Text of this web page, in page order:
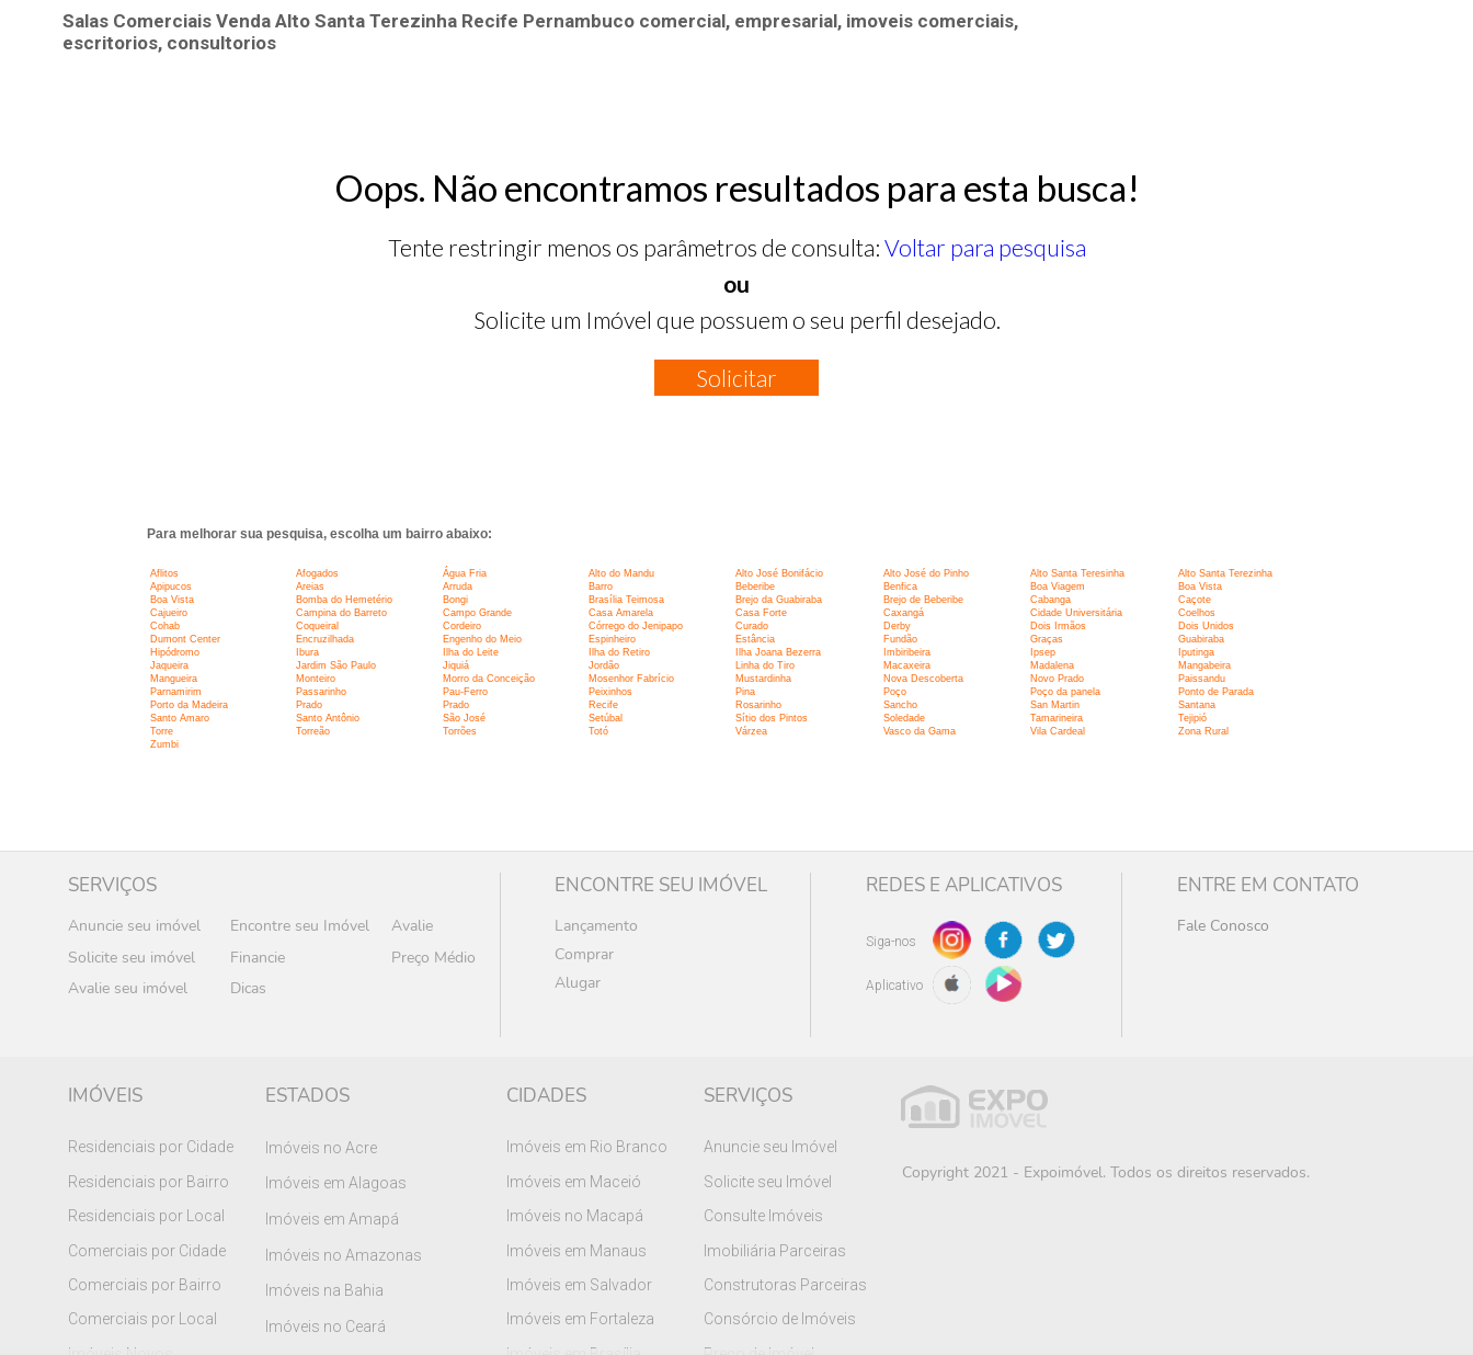
Salas Comerciais Venda Alto Santa Terezinha Recife Pernambuco comercial, empresarial, imoveis comerciais,
escritorios, consultorios
Oops. Não encontramos resultados para esta busca!
Tente restringir menos os parâmetros de consulta: Voltar para pesquisa
ou
Solicite um Imóvel que possuem o seu perfil desejado.
Solicitar
Para melhorar sua pesquisa, escolha um bairro abaixo:
Aflitos Afogados Água Fria Alto do Mandu Alto José Bonifácio Alto José do Pinho Alto Santa Teresinha
Alto Santa Terezinha
Apipucos
Areias Arruda Barro Beberibe Benfica Boa Viagem
Boa Vista
Boa Vista
Bomba do Hemetério Bongi Brasília Teimosa Brejo da Guabiraba Brejo de Beberibe Cabanga
Caçote
Cajueiro
Campina do Barreto Campo Grande Casa Amarela Casa Forte Caxangá Cidade Universitária
Coelhos
Cohab
Coqueiral Cordeiro Córrego do Jenipapo Curado Derby Dois Irmãos
Dois Unidos
Dumont Center
Encruzilhada Engenho do Meio Espinheiro Estância Fundão Graças
Guabiraba
Hipódromo
Ibura Ilha do Leite Ilha do Retiro Ilha Joana Bezerra Imbiribeira Ipsep
Iputinga
Jaqueira
Jardim São Paulo Jiquiá Jordão Linha do Tiro Macaxeira Madalena
Mangabeira
Mangueira
Monteiro Morro da Conceição Mosenhor Fabrício Mustardinha Nova Descoberta Novo Prado
Paissandu
Parnamirim
Passarinho Pau-Ferro Peixinhos Pina Poço Poço da panela
Ponto de Parada
Porto da Madeira
Prado Prado Recife Rosarinho Sancho San Martin
Santana
Santo Amaro
Santo Antônio São José Setúbal Sítio dos Pintos Soledade Tamarineira
Tejipió
Torre
Torreão Torrões Totó Várzea Vasco da Gama Vila Cardeal
Zona Rural
Zumbi
SERVIÇOS
Anuncie seu imóvel Encontre seu Imóvel
Avalie
Solicite seu imóvel
Financie
Preço Médio
Avalie seu imóvel
Dicas
ENCONTRE SEU IMÓVEL
Lançamento
Comprar
Alugar
REDES E APLICATIVOS
Siga-nos
Aplicativo
ENTRE EM CONTATO
Fale Conosco
IMÓVEIS
Residenciais por Cidade
Residenciais por Bairro
Residenciais por Local
Comerciais por Cidade
Comerciais por Bairro
Comerciais por Local
ESTADOS
Imóveis no Acre
Imóveis em Alagoas
Imóveis em Amapá
Imóveis no Amazonas
Imóveis na Bahia
Imóveis no Ceará
CIDADES
Imóveis em Rio Branco
Imóveis em Maceió
Imóveis no Macapá
Imóveis em Manaus
Imóveis em Salvador
Imóveis em Fortaleza
SERVIÇOS
Anuncie seu Imóvel
Solicite seu Imóvel
Consulte Imóveis
Imobiliária Parceiras
Construtoras Parceiras
Consórcio de Imóveis
Copyright 2021 - Expoimóvel. Todos os direitos reservados.